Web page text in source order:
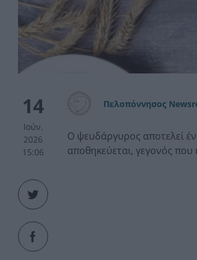
14
Ιούν.
2026
15:06
Πελοπόννησος
Ο ψευδάργυρος αποτελεί
αποθηκεύεται, γεγονός